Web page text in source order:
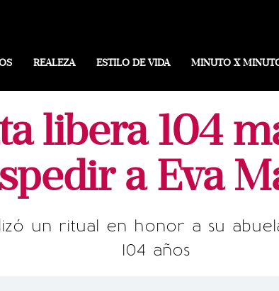
REALEZA ESTILO DE VIDA MINUTO X
libera 104
a Eva
un ritual en honor a su
104 años